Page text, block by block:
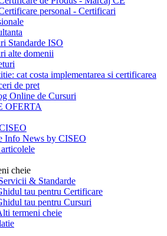
personal - Certificari
Standarde ISO
alte domenii
cat costa implementarea si certificarea
de pret
Online de Cursuri
OFERTA
Info News by CISEO
cheie
& Standarde
tau pentru Certificare
tau pentru Cursuri
termeni cheie